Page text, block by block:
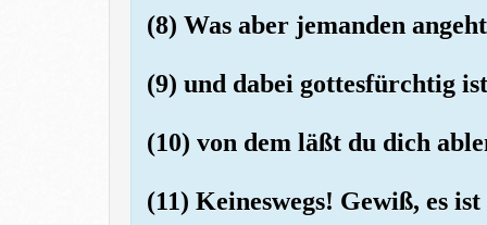
(8) Was aber jemanden
(9) und dabei gottesfürchtig
(10) von dem läßt du dich
(11) Keineswegs! Gewiß, es